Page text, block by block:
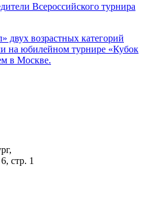
Всероссийского турнира
возрастных категорий
на юбилейном турнире «Кубок
в Москве.
стр. 1